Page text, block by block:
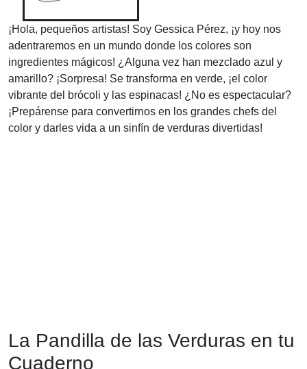
¡Hola, pequeños artistas! Soy Gessica Pérez, ¡y hoy nos
adentraremos en un mundo donde los colores son
ingredientes mágicos! ¿Alguna vez han mezclado azul y
amarillo? ¡Sorpresa! Se transforma en verde, ¡el color
vibrante del brócoli y las espinacas! ¿No es espectacular?
¡Prepárense para convertirnos en los grandes chefs del
color y darles vida a un sinfín de verduras divertidas!
La Pandilla de las Verduras en tu
Cuaderno